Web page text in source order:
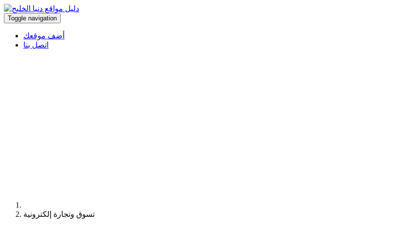
Toggle navigation
أضف موقعك
اتصل بنا
تسوق وتجارة إلكترونية